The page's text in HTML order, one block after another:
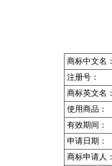
商标中文名：
注册号：
商标英文名：
使用商品：
有效期间：
申请日期：
商标申请人：